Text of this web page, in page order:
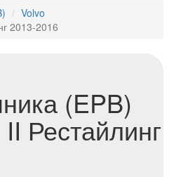
Volvo
2013-2016
(EPB)
Рестайлинг